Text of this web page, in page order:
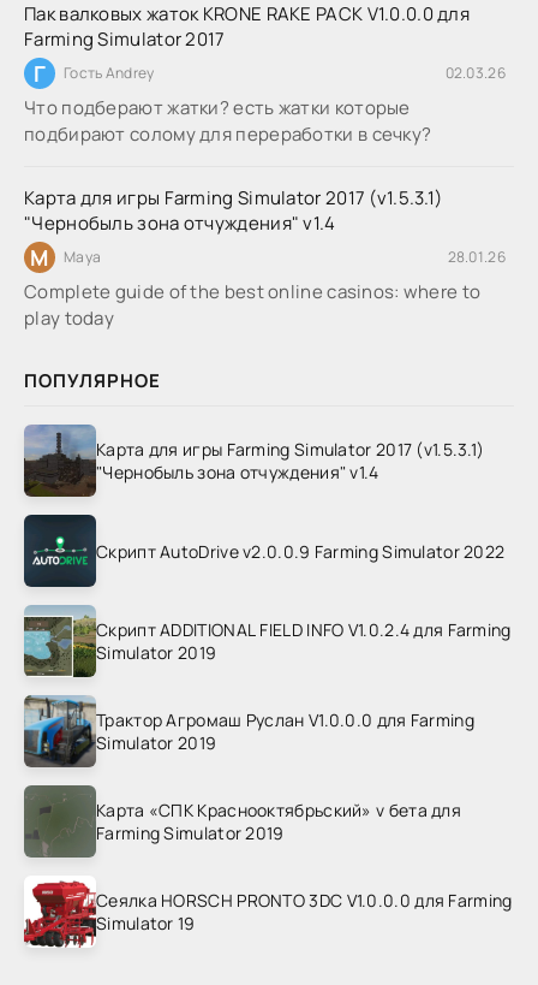
Пак валковых жаток KRONE RAKE PACK V1.0.0.0 для
Farming Simulator 2017
Г Гость Andrey 02.03.26
Что подберают жатки? есть жатки которые
подбирают солому для переработки в сечку?
Карта для игры Farming Simulator 2017 (v1.5.3.1)
"Чернобыль зона отчуждения" v1.4
M Maya 28.01.26
Complete guide of the best online casinos: where to
play today
ПОПУЛЯРНОЕ
Карта для игры Farming Simulator 2017 (v1.5.3.1)
"Чернобыль зона отчуждения" v1.4
Скрипт AutoDrive v2.0.0.9 Farming Simulator 2022
Скрипт ADDITIONAL FIELD INFO V1.0.2.4 для Farming
Simulator 2019
Трактор Агромаш Руслан V1.0.0.0 для Farming
Simulator 2019
Карта «СПК Краснооктябрьский» v бета для
Farming Simulator 2019
Сеялка HORSCH PRONTO 3DC V1.0.0.0 для Farming
Simulator 19